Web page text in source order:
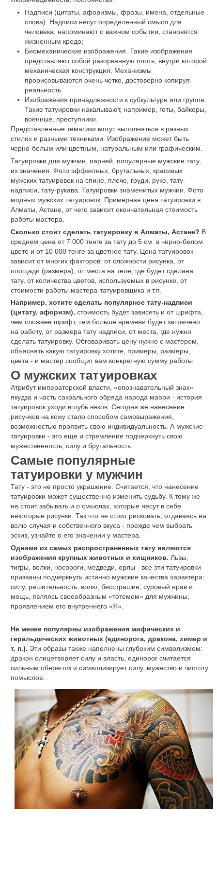
Хищные крупные животные и птицы (волк, медведь, лев,
тигр, орел);
Лев-победа, благородство, справедливость, гордость.
Волк-символ силы, мужества, верности, храбрости и
свободы.
Медведь. Свирепствующий медведь означает силу, отвагу,
Мифические, геральдические животные (дракон, химера,
единорог);
Кентавр- жажда свободы и приключений, стремление к
независимости.
Химера-мистицизм, агрессия, увлечение эзотерикой,
фатализм.
Дракон. Для восточной культуры-символ мужества, доброты,
благородства. Для западной культуры-сила, агрессия,
смелость.
Единорог-мужество, сила, чистота.
Гаргулья- оберег от зла и искушения.
Готические рисунки (Скелет, череп);
Демон- символизирует порок, который есть у носителя или от
которого он хочет избавиться.
Череп-напоминание о конечности всего, оберег о смерти.
Японские мотивы (самураи, гейши);
Гейша- стремление к прекрасному, любовь к женщинам.
Религиозные мотивы;
Орнаменты (кельтский, славянский мотив, руны,
мандалы);
Мандала- гармония, упорядоченность внутреннего мира.
Военные мотивы (воины, рыцари, викинги);
Рыцарь-отвага, мужество, нравственность, честь,
способность все преодолеть.
Морские мотивы;
Штурвал- страсть к приключениям, переменчивость.
Якорь-надежность, постоянство.
Надписи (цитаты, афоризмы, фразы, имена, отдельные
слова). Надписи несут определенный смысл для
человека, напоминают о важном событии, становятся
жизненным кредо;
Биомеханические изображения. Такие изображения
представляют собой разорванную плоть, внутри которой
механическая конструкция. Механизмы
прорисовываются очень четко, достоверно копируя
реальность.
Изображения принадлежности к субкультуре или группе.
Такие татуировки накалывают, например, готы, байкеры,
военные, преступники.
Представленные тематики могут выполняться в разных
стилях и разными техниками. Изображение может быть
черно-белым или цветным, натуральным или графическим.
Татуировки для мужчин, парней, популярные мужские тату,
их значения. Фото эффектных, брутальных, красивых
мужских татуировок на спине, плече, груди, руке, тату-
надписи, тату-рукава. Татуировки знаменитых мужчин. Фото
модных мужских татуировок. Примерная цена татуировки в
Алматы, Астане, от чего зависит окончательная стоимость
Сколько стоит сделать татуировку в Алматы, Астане?
среднем цена от 7 000 тенге за тату до 5 см. в черно-белом
цвете и от 10 000 тенге за цветное тату. Цена татуировок
зависит от многих факторов: от сложности рисунка, от
площади (размера), от места на теле, где будет сделана
тату, от количества цветов, используемых в рисунке, от
Например, хотите сделать популярное тату-надписи
(цитату, афоризм),стоимость будет зависеть и от шрифта,
чем сложнее шрифт, тем больше времени будет затрачено
на работу, от размера тату надписи, от места, где нужно
сделать татуировку. Обговаривать цену нужно с мастером,
объяснять какую татуировку хотите, примеры, размеры,
цвета - и мастер сообщит вам конкретную сумму работы.
О мужских татуировках
Атрибут императорской власти, «опознавательный знак»
якудза и часть сакрального обряда народа маори - история
татуировок уходи вглубь веков. Сегодня же нанесение